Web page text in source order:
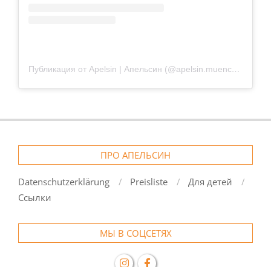
Публикация от Apelsin | Апельсин (@apelsin.muenchen)
ПРО АПЕЛЬСИН
Datenschutzerklärung Preisliste
Для детей
Ссылки
МЫ В СОЦСЕТЯХ